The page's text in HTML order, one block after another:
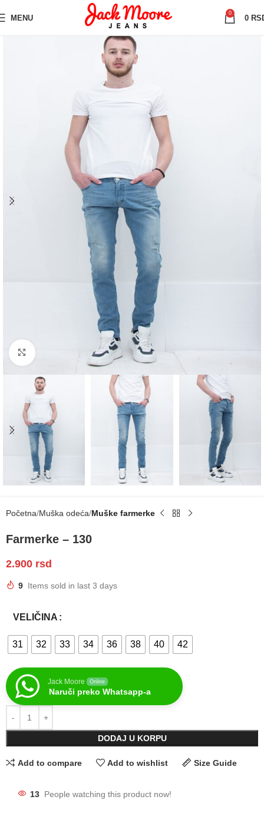
MENU
0
0
Početna Muška odeća Muške farmerke
Farmerke – 130
2.900 rsd
9 Items sold in last 3 days
VELIČINA
31 32 33 34 36 38 40 42
Jack Moore Online
Naruči preko Whatsapp-a
DODAJ U KORPU
Add to compare Add to wishlist Size Guide
13 People watching this product now!